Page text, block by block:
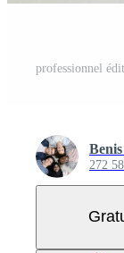
272